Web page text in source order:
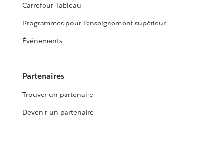
Carrefour Tableau
Programmes pour l’enseignement supérieur
Événements
Partenaires
Trouver un partenaire
Devenir un partenaire